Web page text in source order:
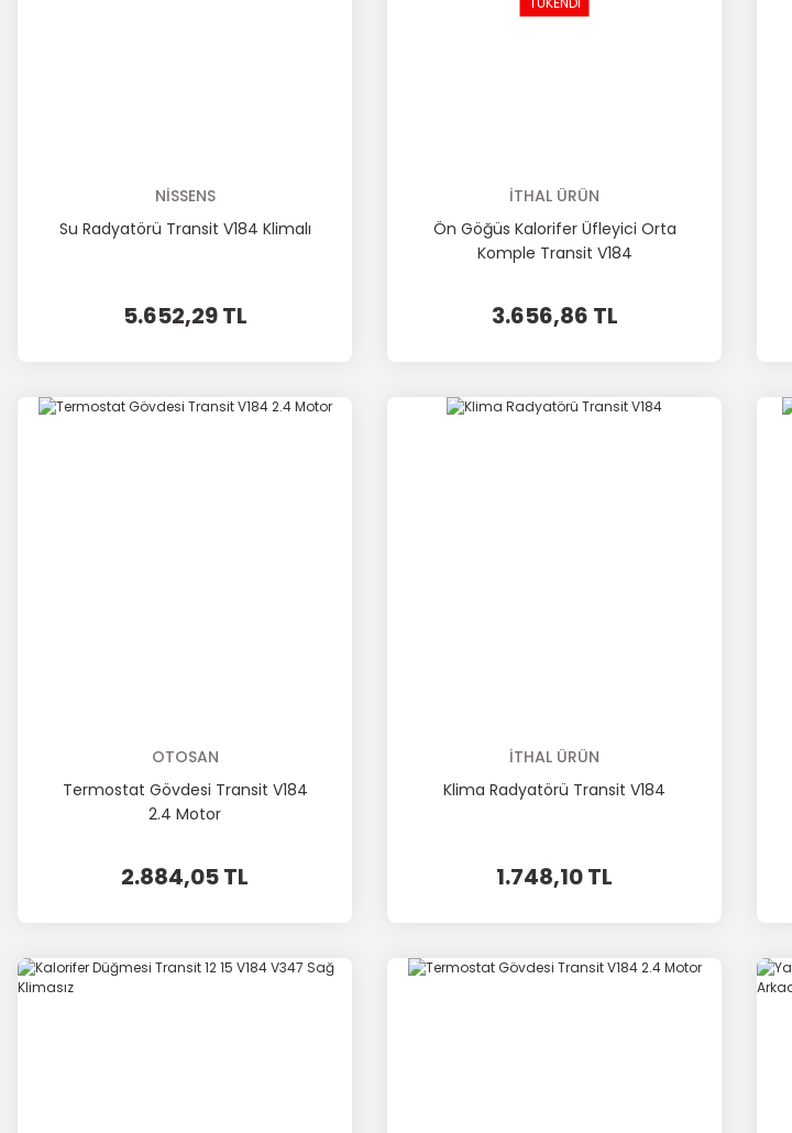
NİSSENS
Su Radyatörü Transit V184 Klimalı
5.652,29 TL
İTHAL ÜRÜN
Ön Göğüs Kalorifer Üfleyici Orta
Komple Transit V184
3.656,86 TL
OTOSAN
Termostat Gövdesi Transit V184
2.4 Motor
2.884,05 TL
İTHAL ÜRÜN
Klima Radyatörü Transit V184
1.748,10 TL